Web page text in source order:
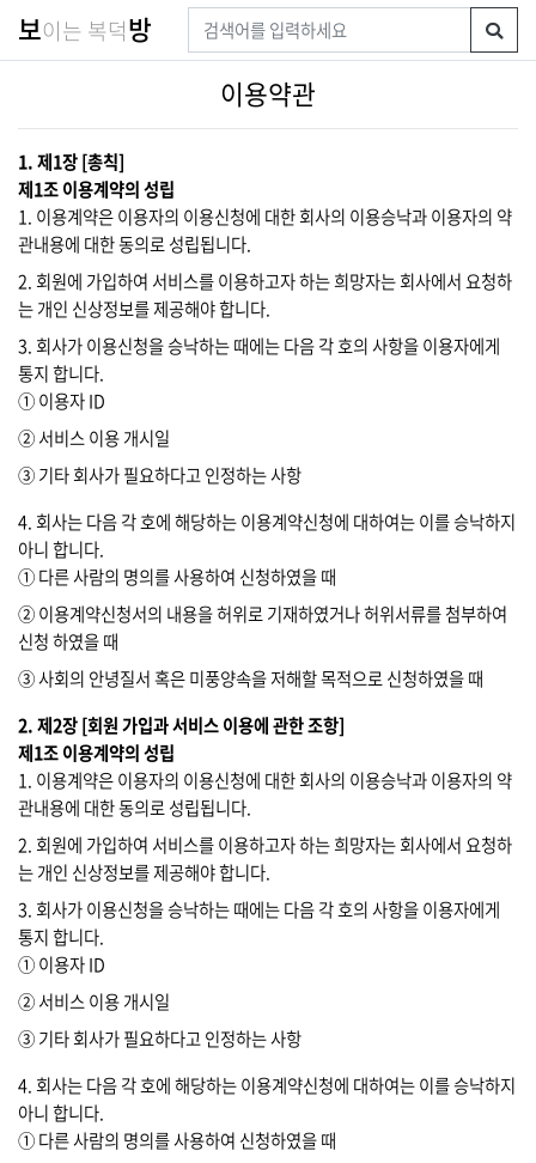
보이는 복덕방
이용약관
1. 제1장 [총칙]
제1조 이용계약의 성립
1. 이용계약은 이용자의 이용신청에 대한 회사의 이용승낙과 이용자의 약
관내용에 대한 동의로 성립됩니다.
2. 회원에 가입하여 서비스를 이용하고자 하는 희망자는 회사에서 요청하
는 개인 신상정보를 제공해야 합니다.
3. 회사가 이용신청을 승낙하는 때에는 다음 각 호의 사항을 이용자에게
통지 합니다.
① 이용자 ID
② 서비스 이용 개시일
③ 기타 회사가 필요하다고 인정하는 사항
4. 회사는 다음 각 호에 해당하는 이용계약신청에 대하여는 이를 승낙하지
아니 합니다.
① 다른 사람의 명의를 사용하여 신청하였을 때
② 이용계약신청서의 내용을 허위로 기재하였거나 허위서류를 첨부하여
신청 하였을 때
③ 사회의 안녕질서 혹은 미풍양속을 저해할 목적으로 신청하였을 때
2. 제2장 [회원 가입과 서비스 이용에 관한 조항]
제1조 이용계약의 성립
1. 이용계약은 이용자의 이용신청에 대한 회사의 이용승낙과 이용자의 약
관내용에 대한 동의로 성립됩니다.
2. 회원에 가입하여 서비스를 이용하고자 하는 희망자는 회사에서 요청하
는 개인 신상정보를 제공해야 합니다.
3. 회사가 이용신청을 승낙하는 때에는 다음 각 호의 사항을 이용자에게
통지 합니다.
① 이용자 ID
② 서비스 이용 개시일
③ 기타 회사가 필요하다고 인정하는 사항
4. 회사는 다음 각 호에 해당하는 이용계약신청에 대하여는 이를 승낙하지
아니 합니다.
① 다른 사람의 명의를 사용하여 신청하였을 때